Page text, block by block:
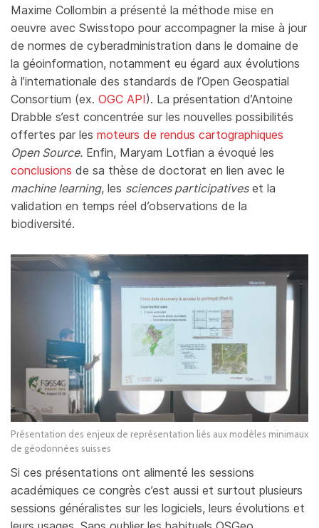
Maxime Collombin a présenté la méthode mise en
oeuvre avec Swisstopo pour accompagner la mise à jour
de normes de cyberadministration dans le domaine de
la géoinformation, notamment eu égard aux évolutions
à l’internationale des standards de l’Open Geospatial
Consortium (ex. OGC API). La présentation d’Antoine
Drabble s’est concentrée sur les nouvelles possibilités
offertes par les moteurs de rendus cartographiques
Open Source. Enfin, Maryam Lotfian a évoqué les
conclusions de sa thèse de doctorat en lien avec le
machine learning, les sciences participativeset la
validation en temps réel d’observations de la
biodiversité.
Présentation des enjeux de représentation liés aux modèles minimaux
de géodonnées suisses
Si ces présentations ont alimenté les sessions
académiques ce congrès c’est aussi et surtout plusieurs
sessions généralistes sur les logiciels, leurs évolutions et